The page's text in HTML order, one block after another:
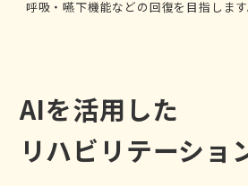
呼吸・嚥下機能などの回復を目指します
AIを活用した
リハビリテーショ